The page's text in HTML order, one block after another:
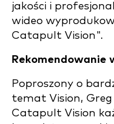
jakości i
wideo
Catapult Vision".
Rekomendowanie
Poproszony o
temat Vision, Greg
Catapult Vision